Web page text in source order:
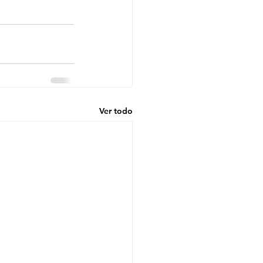
Ver todo